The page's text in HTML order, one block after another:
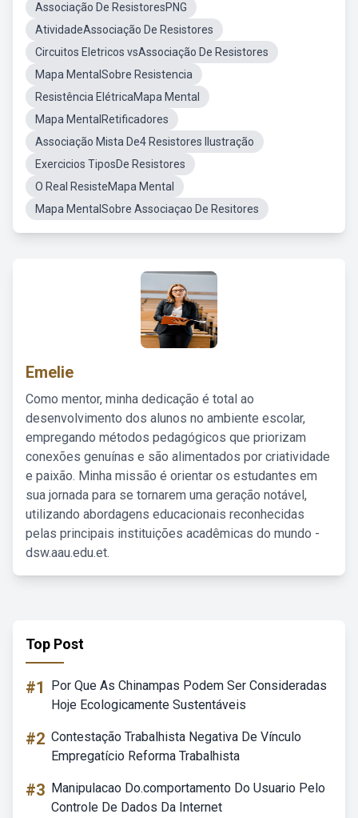
Associação De ResistoresPNG
AtividadeAssociação De Resistores
Circuitos Eletricos vsAssociação De Resistores
Mapa MentalSobre Resistencia
Resistência ElétricaMapa Mental
Mapa MentalRetificadores
Associação Mista De4 Resistores Ilustração
Exercicios TiposDe Resistores
O Real ResisteMapa Mental
Mapa MentalSobre Associaçao De Resitores
Emelie
Como mentor, minha dedicação é total ao
desenvolvimento dos alunos no ambiente escolar,
empregando métodos pedagógicos que priorizam
conexões genuínas e são alimentados por criatividade
e paixão. Minha missão é orientar os estudantes em
sua jornada para se tornarem uma geração notável,
utilizando abordagens educacionais reconhecidas
pelas principais instituições acadêmicas do mundo -
dsw.aau.edu.et.
Top Post
#1
Por Que As Chinampas Podem Ser Consideradas
Hoje Ecologicamente Sustentáveis
#2 Contestação Trabalhista Negativa De Vínculo
Empregatício Reforma Trabalhista
#3 Manipulacao Do.comportamento Do Usuario Pelo
Controle De Dados Da Internet